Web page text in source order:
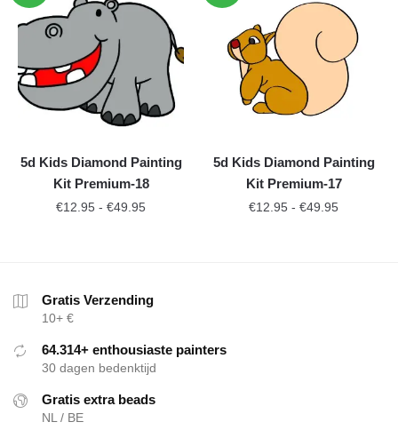
5d Kids Diamond Painting
Kit Premium-18
€12.95 - €49.95
5d Kids Diamond Painting
Kit Premium-17
€12.95 - €49.95
Gratis Verzending
10+ €
64.314+ enthousiaste painters
30 dagen bedenktijd
Gratis extra beads
NL / BE